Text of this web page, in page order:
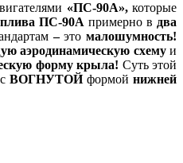
«ПС-90А»,которые
ПС-90А примерно в два
–этомалошумность!
аэродинамическую схемуи
форму крыла! Суть этой
ВОГНУТОЙформойнижней